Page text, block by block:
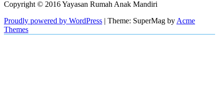
Copyright © 2016 Yayasan Rumah Anak Mandiri
Proudly powered by WordPress | Theme: SuperMag by Acme
Themes